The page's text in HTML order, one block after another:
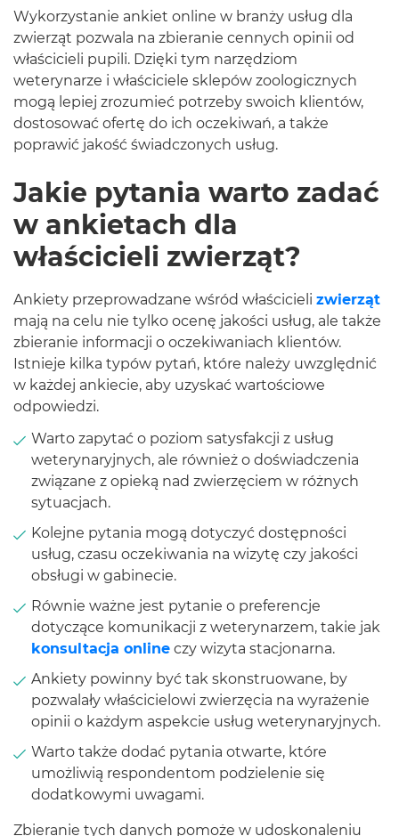
Wykorzystanie ankiet online w branży usług dla
zwierząt pozwala na zbieranie cennych opinii od
właścicieli pupili. Dzięki tym narzędziom
weterynarze i właściciele sklepów zoologicznych
mogą lepiej zrozumieć potrzeby swoich klientów,
dostosować ofertę do ich oczekiwań, a także
poprawić jakość świadczonych usług.
Jakie pytania warto zadać
w ankietach dla
właścicieli zwierząt?
Ankiety przeprowadzane wśród właścicieli zwierząt
mają na celu nie tylko ocenę jakości usług, ale także
zbieranie informacji o oczekiwaniach klientów.
Istnieje kilka typów pytań, które należy uwzględnić
w każdej ankiecie, aby uzyskać wartościowe
odpowiedzi.
Warto zapytać o poziom satysfakcji z usług
weterynaryjnych, ale również o doświadczenia
związane z opieką nad zwierzęciem w różnych
sytuacjach.
Kolejne pytania mogą dotyczyć dostępności
usług, czasu oczekiwania na wizytę czy jakości
obsługi w gabinecie.
Równie ważne jest pytanie o preferencje
dotyczące komunikacji z weterynarzem, takie jak
konsultacja online czy wizyta stacjonarna.
Ankiety powinny być tak skonstruowane, by
pozwalały właścicielowi zwierzęcia na wyrażenie
opinii o każdym aspekcie usług weterynaryjnych.
Warto także dodać pytania otwarte, które
umożliwią respondentom podzielenie się
dodatkowymi uwagami.
Zbieranie tych danych pomoże w udoskonaleniu